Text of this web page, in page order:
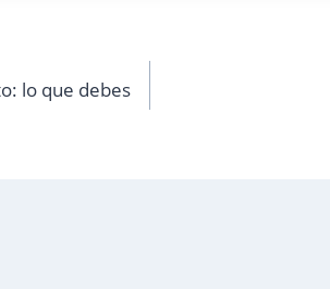
lo que debes